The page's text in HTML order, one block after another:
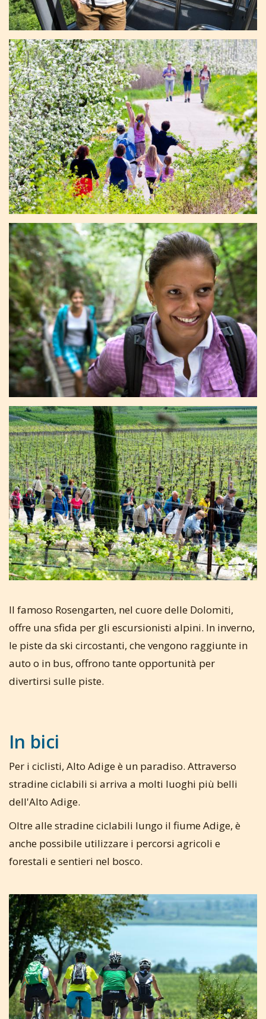
Il famoso Rosengarten, nel cuore delle Dolomiti,
offre una sfida per gli escursionisti alpini. In inverno,
le piste da ski circostanti, che vengono raggiunte in
auto o in bus, offrono tante opportunità per
divertirsi sulle piste.
In bici
Per i ciclisti, Alto Adige è un paradiso. Attraverso
stradine ciclabili si arriva a molti luoghi più belli
dell'Alto Adige.
Oltre alle stradine ciclabili lungo il fiume Adige, è
anche possibile utilizzare i percorsi agricoli e
forestali e sentieri nel bosco.